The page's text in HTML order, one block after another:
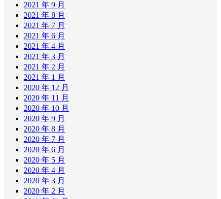
2021 年 9 月
2021 年 8 月
2021 年 7 月
2021 年 6 月
2021 年 4 月
2021 年 3 月
2021 年 2 月
2021 年 1 月
2020 年 12 月
2020 年 11 月
2020 年 10 月
2020 年 9 月
2020 年 8 月
2020 年 7 月
2020 年 6 月
2020 年 5 月
2020 年 4 月
2020 年 3 月
2020 年 2 月